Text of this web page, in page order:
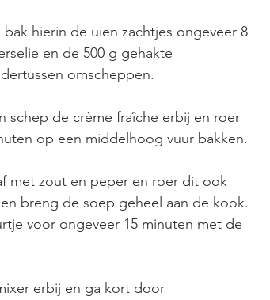
hierin de uien zachtjes ongeveer 8
en de 500 g gehakte
omscheppen.
schep de crème fraîche erbij en roer
op een middelhoog vuur bakken.
met zout en peper en roer dit ook
breng de soep geheel aan de kook.
voor ongeveer 15 minuten met de
erbij en ga kort door